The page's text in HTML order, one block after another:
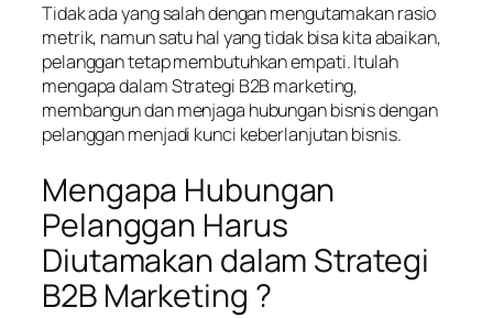
Tidak ada yang salah dengan mengutamakan rasio
metrik, namun satu hal yang tidak bisa kita abaikan,
pelanggan tetap membutuhkan empati. Itulah
mengapa dalam Strategi B2B marketing,
membangun dan menjaga hubungan bisnis dengan
pelanggan menjadi kunci keberlanjutan bisnis.
Mengapa Hubungan
Pelanggan Harus
Diutamakan dalam Strategi
B2B Marketing ?